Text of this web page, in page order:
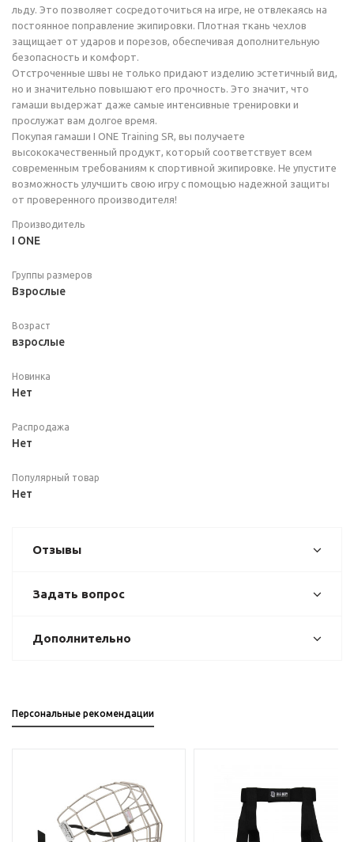
льду. Это позволяет сосредоточиться на игре, не отвлекаясь на
постоянное поправление экипировки. Плотная ткань чехлов
защищает от ударов и порезов, обеспечивая дополнительную
безопасность и комфорт.
Отстроченные швы не только придают изделию эстетичный вид,
но и значительно повышают его прочность. Это значит, что
гамаши выдержат даже самые интенсивные тренировки и
прослужат вам долгое время.
Покупая гамаши I ONE Training SR, вы получаете
высококачественный продукт, который соответствует всем
современным требованиям к спортивной экипировке. Не упустите
возможность улучшить свою игру с помощью надежной защиты
от проверенного производителя!
Производитель
I ONE
Группы размеров
Взрослые
Возраст
взрослые
Новинка
Нет
Распродажа
Нет
Популярный товар
Нет
Отзывы
Задать вопрос
Дополнительно
Персональные рекомендации